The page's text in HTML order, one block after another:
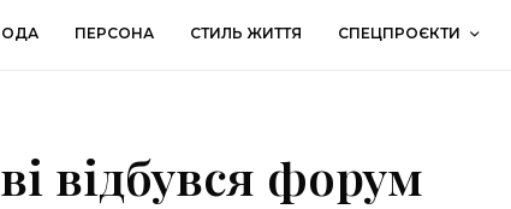
ПЕРСОНА СТИЛЬ ЖИТТЯ СПЕЦПРОЄКТИ
відбувся форум